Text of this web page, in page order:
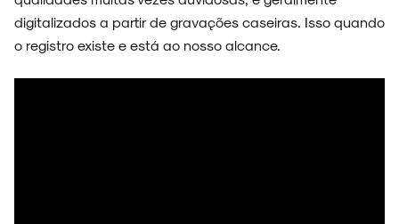
digitalizados a partir de gravações caseiras. Isso quando
o registro existe e está ao nosso alcance.